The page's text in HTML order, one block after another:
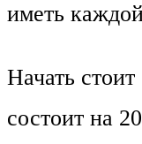
иметь
Начать
состоит на